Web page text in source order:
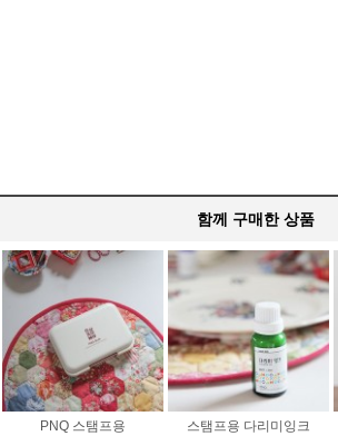
함께 구매한 상품
PNQ 스탬프용
스탬프용 다리미잉크